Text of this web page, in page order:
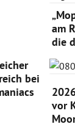
am
die
bei
vor